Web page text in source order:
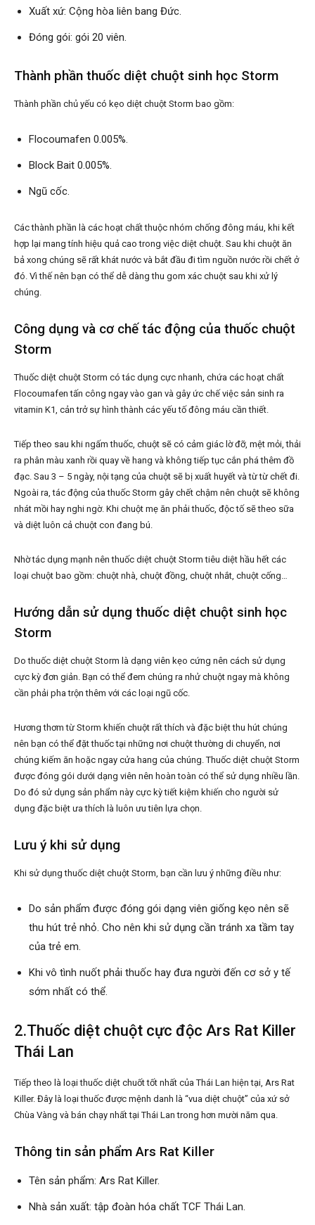
Xuất xứ: Cộng hòa liên bang Đức.
Đóng gói: gói 20 viên.
Thành phần thuốc diệt chuột sinh học Storm
Thành phần chủ yếu có kẹo diệt chuột Storm bao gồm:
Flocoumafen 0.005%.
Block Bait 0.005%.
Ngũ cốc.
Các thành phần là các hoạt chất thuộc nhóm chống đông máu, khi kết
hợp lại mang tính hiệu quả cao trong việc diệt chuột. Sau khi chuột ăn
bả xong chúng sẽ rất khát nước và bắt đầu đi tìm nguồn nước rồi chết ở
đó. Vì thế nên bạn có thể dễ dàng thu gom xác chuột sau khi xử lý
chúng.
Công dụng và cơ chế tác động của thuốc chuột
Storm
Thuốc diệt chuột Storm có tác dụng cực nhanh, chứa các hoạt chất
Flocoumafen tấn công ngay vào gan và gây ức chế việc sản sinh ra
vitamin K1, cản trở sự hình thành các yếu tố đông máu cần thiết.
Tiếp theo sau khi ngấm thuốc, chuột sẽ có cảm giác lờ đỡ, mệt mỏi, thải
ra phân màu xanh rồi quay về hang và không tiếp tục cắn phá thêm đồ
đạc. Sau 3 – 5 ngày, nội tạng của chuột sẽ bị xuất huyết và từ từ chết đi.
Ngoài ra, tác động của thuốc Storm gây chết chậm nên chuột sẽ không
nhát mồi hay nghi ngờ. Khi chuột mẹ ăn phải thuốc, độc tố sẽ theo sữa
và diệt luôn cả chuột con đang bú.
Nhờ tác dụng mạnh nên thuốc diệt chuột Storm tiêu diệt hầu hết các
loại chuột bao gồm: chuột nhà, chuột đồng, chuột nhắt, chuột cống…
Hướng dẫn sử dụng thuốc diệt chuột sinh học
Storm
Do thuốc diệt chuột Storm là dạng viên kẹo cứng nên cách sử dụng
cực kỳ đơn giản. Bạn có thể đem chúng ra nhử chuột ngay mà không
cần phải pha trộn thêm với các loại ngũ cốc.
Hương thơm từ Storm khiến chuột rất thích và đặc biệt thu hút chúng
nên bạn có thể đặt thuốc tại những nơi chuột thường di chuyển, nơi
chúng kiếm ăn hoặc ngay cửa hang của chúng. Thuốc diệt chuột Storm
được đóng gói dưới dạng viên nên hoàn toàn có thể sử dụng nhiều lần.
Do đó sử dụng sản phẩm này cực kỳ tiết kiệm khiến cho người sử
dụng đặc biệt ưa thích là luôn ưu tiên lựa chọn.
Lưu ý khi sử dụng
Khi sử dụng thuốc diệt chuột Storm, bạn cần lưu ý những điều như:
Do sản phẩm được đóng gói dạng viên giống kẹo nên sẽ
thu hút trẻ nhỏ. Cho nên khi sử dụng cần tránh xa tầm tay
của trẻ em.
Khi vô tình nuốt phải thuốc hay đưa người đến cơ sở y tế
sớm nhất có thể.
2.Thuốc diệt chuột cực độc Ars Rat Killer
Thái Lan
Tiếp theo là loại thuốc diệt chuốt tốt nhất của Thái Lan hiện tại, Ars Rat
Killer. Đây là loại thuốc được mệnh danh là “vua diệt chuột” của xứ sở
Chùa Vàng và bán chạy nhất tại Thái Lan trong hơn mười năm qua.
Thông tin sản phẩm Ars Rat Killer
Tên sản phẩm: Ars Rat Killer.
Nhà sản xuất: tập đoàn hóa chất TCF Thái Lan.